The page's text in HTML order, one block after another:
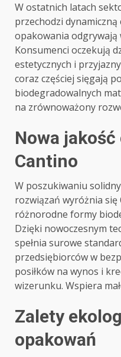
W ostatnich latach
przechodzi
opakowania odgrywają
Konsumenci oczekują
estetycznych i
coraz częściej sięgają
biodegradowalnych
na zrównoważony
Nowa
Cantino
W poszukiwaniu
rozwiązań wyróżnia się
różnorodne formy
Dzięki nowoczesnym
spełnia surowe
przedsiębiorców w
posiłków na wynos i
wizerunku. Wspiera
Zalety
opakowań